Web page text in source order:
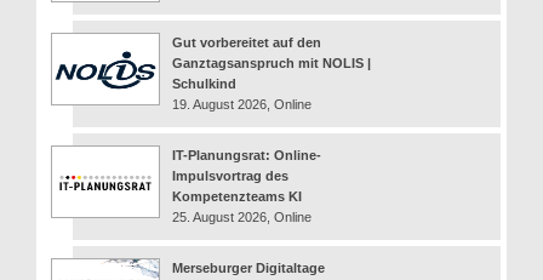
Gut vorbereitet auf den
Ganztagsanspruch mit NOLIS |
Schulkind
19. August 2026, Online
IT-Planungsrat: Online-
Impulsvortrag des
Kompetenzteams KI
25. August 2026, Online
Merseburger Digitaltage